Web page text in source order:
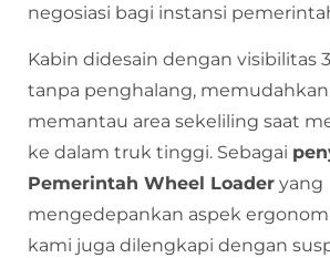
negosiasi bagi instansi
Kabin didesain dengan visibilitas
tanpa penghalang,
memantau area sekeliling saat
ke dalam truk tinggi. Sebagai
Pemerintah Wheel Loader yang
mengedepankan aspek
kami juga dilengkapi dengan